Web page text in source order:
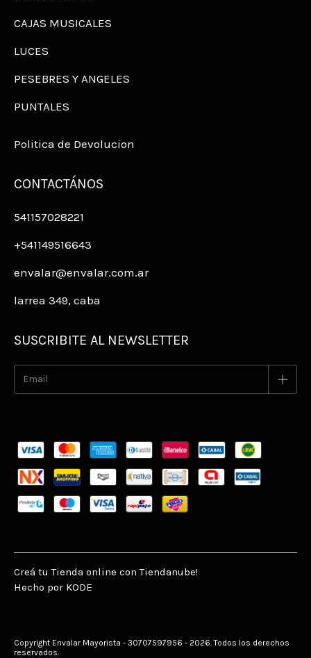
CAJAS MUSICALES
LUCES
PESEBRES Y ANGELES
PUNTALES
Politica de Devolucion
CONTACTÁNOS
541157028221
+541149516643
envalar@envalar.com.ar
larrea 349, caba
SUSCRIBITE AL NEWSLETTER
Creá tu Tienda online con Tiendanube!
Hecho por KODE
Copyright Envalar Mayorista - 30707597956 - 2026. Todos los derechos
reservados.